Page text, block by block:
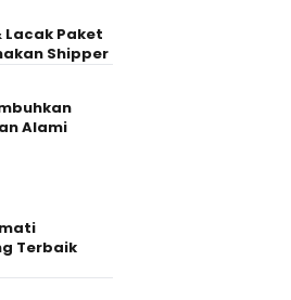
Lacak Paket
Shipper
Alami
Terbaik